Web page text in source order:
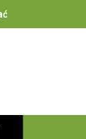
– na co